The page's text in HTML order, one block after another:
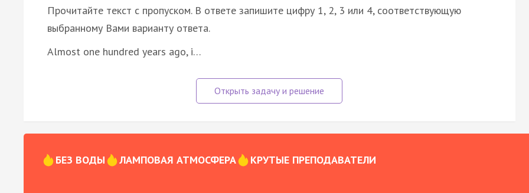
Прочитайте текст с пропуском. В ответе запишите цифру 1, 2, 3 или 4, соответствующую
выбранному Вами варианту ответа.
Almost one hundred years ago, i…
БЕЗ ВОДЫ ЛАМПОВАЯ АТМОСФЕРА КРУТЫЕ ПРЕПОДАВАТЕЛИ